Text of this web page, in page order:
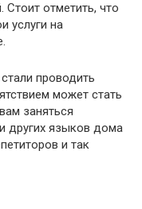
Стоит отметить, что
услуги на
проводить
может стать
заняться
других языков дома
и так